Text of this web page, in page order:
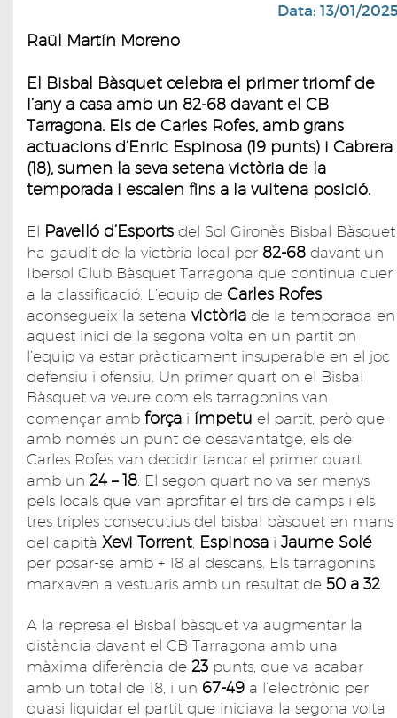
Data: 13/01/
Raül Martín Moreno
El Bisbal Bàsquet celebra el primer triomf de
l’any a casa amb un 82-68 davant el CB
Tarragona. Els de Carles Rofes, amb grans
actuacions d’Enric Espinosa (19 punts) i Cabrera
(18), sumen la seva setena victòria de la
temporada i escalen fins a la vuitena posició.
El Pavelló d’Esports del Sol Gironès Bisbal Bàsquet
ha gaudit de la victòria local per 82-68 davant un
Ibersol Club Bàsquet Tarragona que continua cuer
a la classificació. L’equip de Carles Rofes
aconsegueix la setena victòria de la temporada en
aquest inici de la segona volta en un partit on
l’equip va estar pràcticament insuperable en el joc
defensiu i ofensiu. Un primer quart on el Bisbal
Bàsquet va veure com els tarragonins van
començar amb força i ímpetu el partit, però que
amb només un punt de desavantatge, els de
Carles Rofes van decidir tancar el primer quart
amb un 24 – 18 . El segon quart no va ser menys
pels locals que van aprofitar el tirs de camps i els
tres triples consecutius del bisbal bàsquet en mans
del capità Xevi Torrent Espinosa i Jaume Solé
per posar-se amb + 18 al descans. Els tarragonins
marxaven a vestuaris amb un resultat de 50 a 32
A la represa el Bisbal bàsquet va augmentar la
distància davant el CB Tarragona amb una
màxima diferència de 23 punts, que va acabar
amb un total de 18, i un 67-49 a l’electrònic per
quasi liquidar el partit que iniciava la segona volta